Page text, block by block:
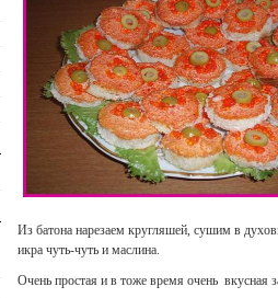
Из батона нарезаем кругляшей, сушим в
икра чуть-чуть и маслина.
Очень простая и в тоже время очень вкусная